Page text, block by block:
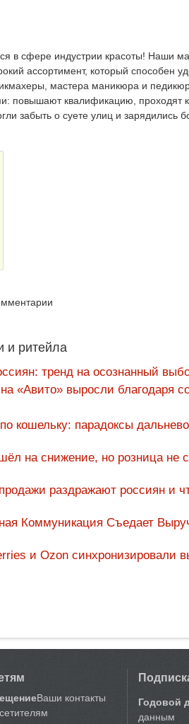
в сфере индустрии красоты! Наши
ассортимент, который способен
мастера маникюра и
повышают квалификацию, проходят
забыть о суете улиц и зарядились
и ритейла
тренд на осознанный
«Авито» выросли благодаря
кошельку: парадоксы
на снижение, но розница не
раздражают россиян и
Коммуникация Съедает
и Ozon синхронизировали
Ваши контакты
Годовой
данным